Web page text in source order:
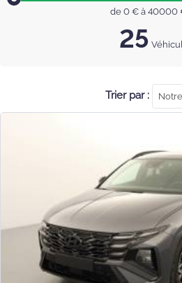
de 0€ à 40000
25
Trier par :